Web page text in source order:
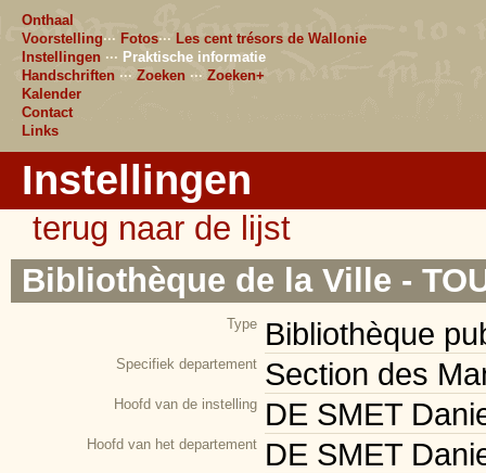
Onthaal
Voorstelling··· Fotos··· Les cent trésors de Wallonie
Instellingen ··· Praktische informatie
Handschriften ··· Zoeken ··· Zoeken+
Kalender
Contact
Links
Instellingen
terug naar de lijst
Bibliothèque de la Ville -
Type Bibliothèque
Specifiek departement Section des
Hoofd van de instelling DE SMET
Hoofd van het departement DE SMET